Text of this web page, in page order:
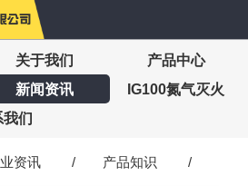
关于我们
产品中心
新闻资讯
IG100氮气灭火
我们
资讯 / 产品知识 /